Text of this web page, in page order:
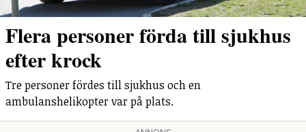
Flera personer förda till sjukhus
efter krock
Tre personer fördes till sjukhus och en
ambulanshelikopter var på plats.